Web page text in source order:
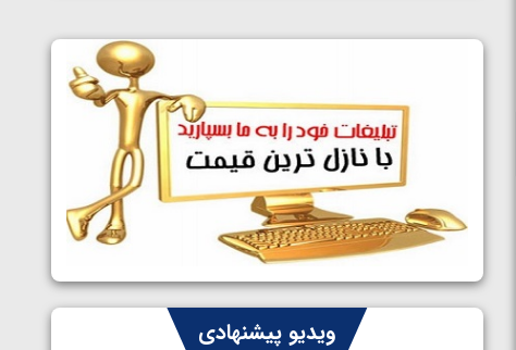
نمایندگان ایران مشخص شدند
سوم برای ایران
1405/05/07
ایران چشم به راه چهار مدال در پنج وزن
دوم کشتی فرنگی نوجوانان جهان
1405/05/06
ویدیو پیشنهادی